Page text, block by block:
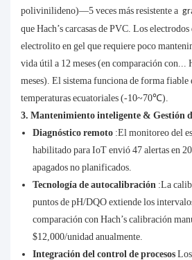
polivinilideno)—5 veces más resistente a
que Hach’s carcasas de PVC. Los
electrolito en gel que requiere poco
vida útil a 12 meses (en comparación con...
meses). El sistema funciona de forma fiable
temperaturas ecuatoriales (-10~70℃).
3. Mantenimiento inteligente & Gestión
Diagnóstico remoto :El monitoreo del
habilitado para IoT envió 47 alertas en
apagados no planificados.
Tecnología de autocalibración :La
puntos de pH/DQO extiende los
comparación con Hach’s calibración
$12,000/unidad anualmente.
Integración del control de procesos